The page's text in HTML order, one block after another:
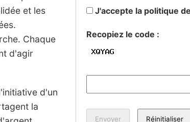
et les
Chaque
d'agir
d'un
la
J'accepte la politique
Recopiez le code :